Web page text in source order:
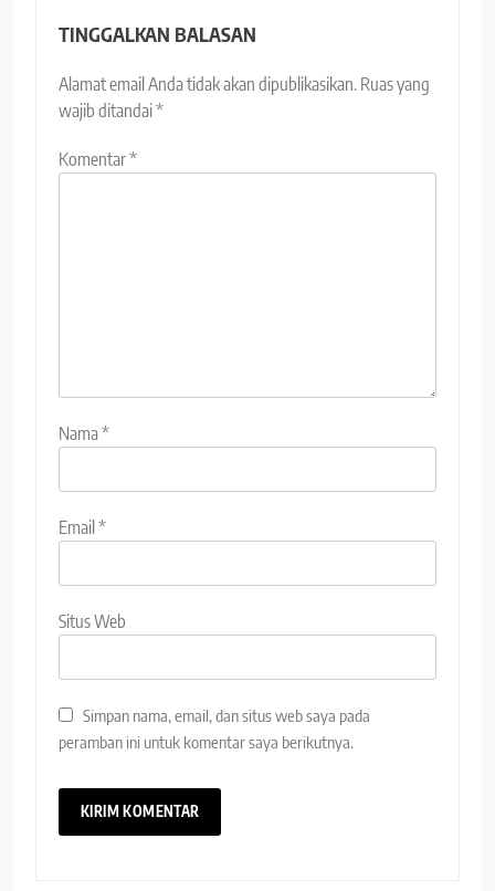
TINGGALKAN BALASAN
Alamat email Anda tidak akan dipublikasikan. Ruas yang
wajib ditandai*
Komentar*
Nama*
Email*
Situs Web
Simpan nama, email, dan situs web saya pada
peramban ini untuk komentar saya berikutnya.